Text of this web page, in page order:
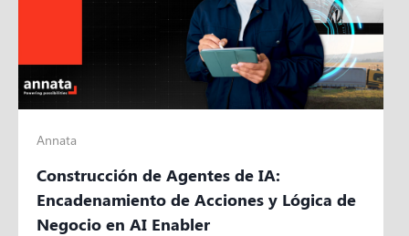
Annata
Construcción de Agentes de IA:
Encadenamiento de Acciones y Lógica de
Negocio en AI Enabler